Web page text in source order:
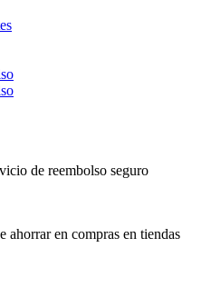
de reembolso seguro
ahorrar en compras en tiendas